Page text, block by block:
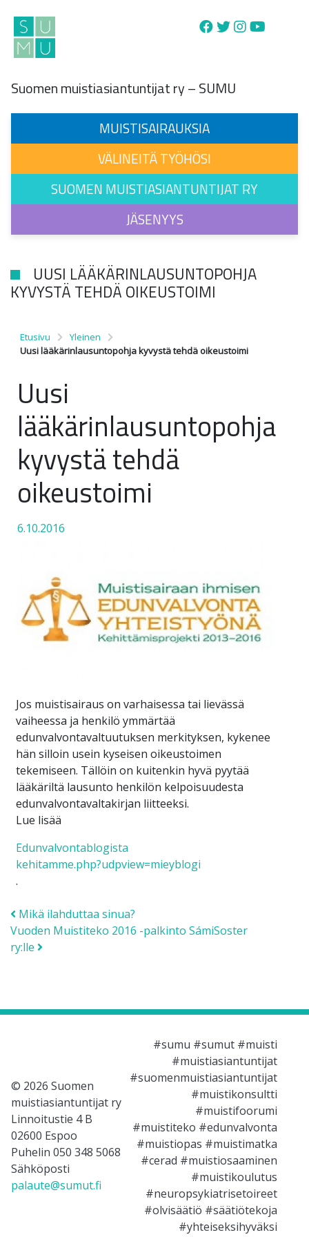
Main Navigation
Suomen muistiasiantuntijat ry – SUMU
MUISTISAIRAUKSIA
VÄLINEITÄ TYÖHÖSI
SUOMEN MUISTIASIANTUNTIJAT RY
JÄSENYYS
UUSI LÄÄKÄRINLAUSUNTOPOHJA
KYVYSTÄ TEHDÄ OIKEUSTOIMI
Etusivu
Yleinen
Uusi lääkärinlausuntopohja kyvystä tehdä oikeustoimi
Uusi
lääkärinlausuntopohja
kyvystä tehdä
oikeustoimi
6.10.2016
Jos muistisairaus on varhaisessa tai lievässä
vaiheessa ja henkilö ymmärtää
edunvalvontavaltuutuksen merkityksen, kykenee
hän silloin usein kyseisen oikeustoimen
tekemiseen. Tällöin on kuitenkin hyvä pyytää
lääkäriltä lausunto henkilön kelpoisuudesta
edunvalvontavaltakirjan liitteeksi.
Lue lisää
Edunvalvontablogista
kehitamme.php?udpview=mieyblogi
.
Post navigation
Mikä ilahduttaa sinua?
Vuoden Muistiteko 2016 -palkinto SámiSoster
ry:lle
© 2026 Suomen
muistiasiantuntijat ry
Linnoitustie 4 B
02600 Espoo
Puhelin 050 348 5068
Sähköposti
palaute@sumut.fi
#sumu #sumut #muisti
#muistiasiantuntijat
#suomenmuistiasiantuntijat
#muistikonsultti
#muistifoorumi
#muistiteko #edunvalvonta
#muistiopas #muistimatka
#cerad #muistiosaaminen
#muistikoulutus
#neuropsykiatrisetoireet
#olvisäätiö #säätiötekoja
#yhteiseksihyväksi